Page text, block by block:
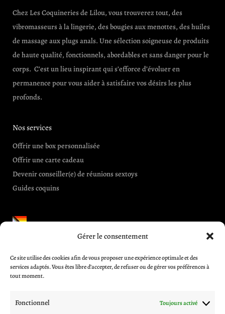
Gérer le consentement
Ce site utilise des cookies afin de vous proposer une expérience optimale et des
services adaptés. Vous êtes libre d’accepter, de refuser ou de gérer vos préférences à
tout moment.
Fonctionnel Toujours activé
Chez Les Coquineries de Lilou, vous trouverez tout, des
vibromasseurs à la lingerie, des bougies aux menottes, des huiles
de massage aux plugs anals. Une sélection soigneuse de produits
de haute qualité, fonctionnels, abordables et sans danger pour le
corps. C’est un lieu inspirant qui s’efforce d’évoluer en
permanence pour vous aider à satisfaire vos désirs les plus
profonds.
Nos services
Offrir une box personnalisée
Offrir une carte cadeau
Devenir conseiller(e) de réunions sextoys
Guides coquins
Informations et aides
CGV
Blog
Contactez-nous